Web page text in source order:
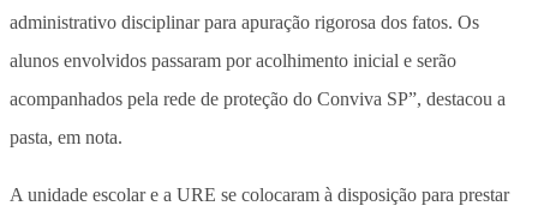
administrativo disciplinar para apuração rigorosa dos fatos. Os
alunos envolvidos passaram por acolhimento inicial e serão
acompanhados pela rede de proteção do Conviva SP”, destacou a
pasta, em nota.
A unidade escolar e a URE se colocaram à disposição para prestar